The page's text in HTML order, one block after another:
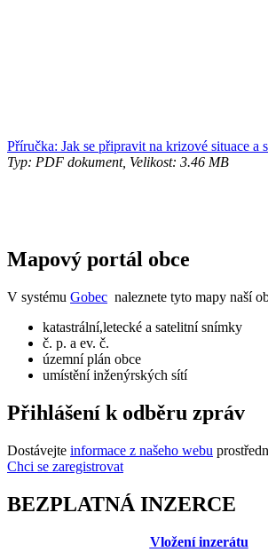
Příručka: Jak se připravit na krizové situace a
Typ: PDF dokument, Velikost: 3.46 MB
Mapový portál obce
V systému Gobec naleznete tyto mapy naší
katastrální,letecké a satelitní snímky
č. p. a ev. č.
územní plán obce
umístění inženýrských sítí
Přihlášení k odběru zpráv
Dostávejte informace z našeho webu
Chci se zaregistrovat
BEZPLATNÁ INZERCE
Vložení inzerátu